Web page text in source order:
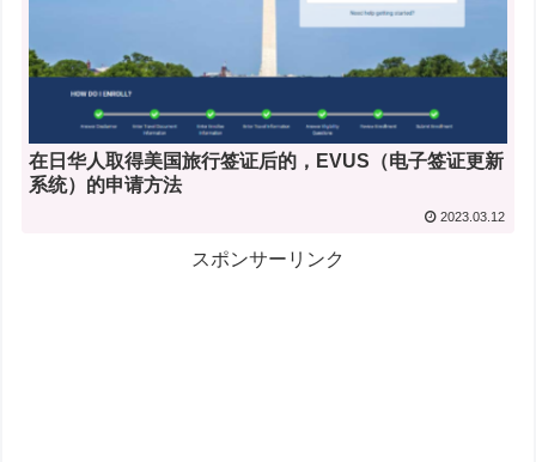
在日华人取得美国旅行签证后的，EVUS（电子签证更新
系统）的申请方法
2023.03.12
スポンサーリンク